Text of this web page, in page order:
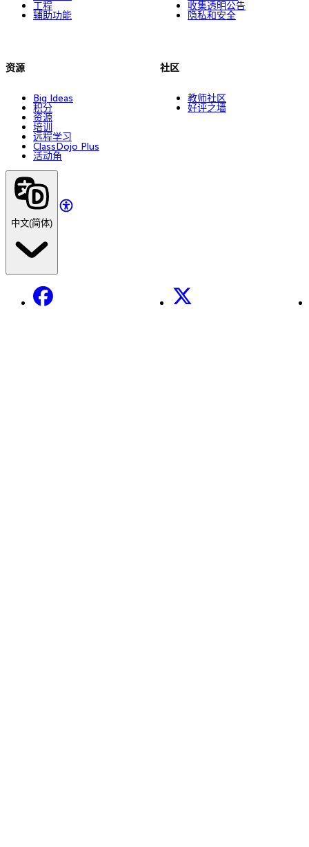
工程
辅助功能
资源
Big Ideas
积分
资源
培训
远程学习
ClassDojo Plus
活动角
收集透明公告
隐私和安全
社区
教师社区
好评之墙
中文(简体)
Facebook X